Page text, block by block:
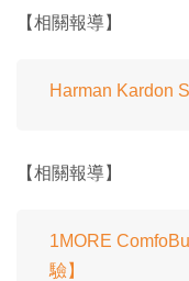
【相關報導】
Harman Kardon
【相關報導】
1MORE
驗】